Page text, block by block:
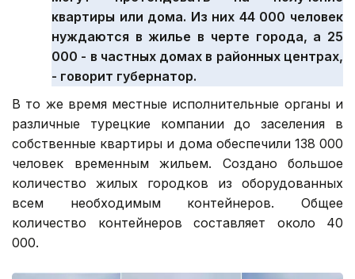
квартиры или дома. Из них 44 000 человек
нуждаются в жилье в черте города, а 25
000 - в частных домах в районных центрах,
- говорит губернатор.
В то же время местные исполнительные органы и
различные турецкие компании до заселения в
собственные квартиры и дома обеспечили 138 000
человек временным жильем. Создано большое
количество жилых городков из оборудованных
всем необходимым контейнеров. Общее
количество контейнеров составляет около 40
000.